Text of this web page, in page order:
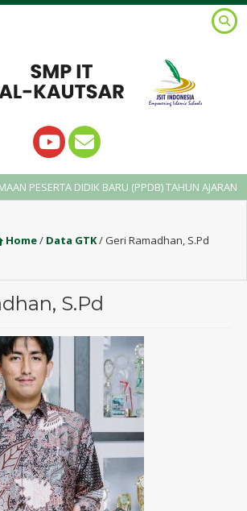
PESERTA DIDIK BARU (PPDB) TAHUN AJARAN
Home/ Data GTK/ Geri Ramadhan, S.Pd
S.Pd